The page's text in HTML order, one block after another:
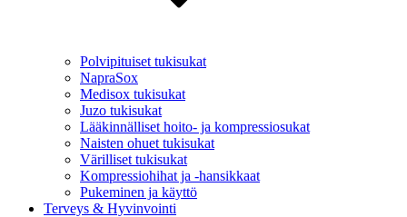
Polvipituiset tukisukat
NapraSox
Medisox tukisukat
Juzo tukisukat
Lääkinnälliset hoito- ja kompressiosukat
Naisten ohuet tukisukat
Värilliset tukisukat
Kompressiohihat ja -hansikkaat
Pukeminen ja käyttö
Terveys & Hyvinvointi